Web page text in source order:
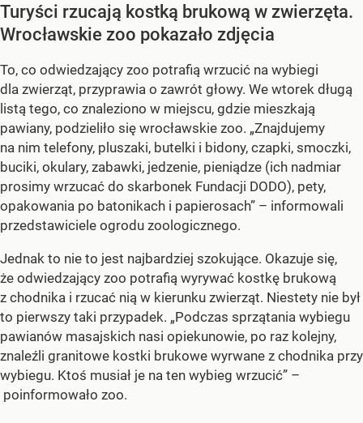
Turyści rzucają kostką brukową w zwierzęta.
Wrocławskie zoo pokazało zdjęcia
To, co odwiedzający zoo potrafią wrzucić na wybiegi
dla zwierząt, przyprawia o zawrót głowy. We wtorek długą
listą tego, co znaleziono w miejscu, gdzie mieszkają
pawiany, podzieliło się wrocławskie zoo. „Znajdujemy
na nim telefony, pluszaki, butelki i bidony, czapki, smoczki,
buciki, okulary, zabawki, jedzenie, pieniądze (ich nadmiar
prosimy wrzucać do skarbonek Fundacji DODO), pety,
opakowania po batonikach i papierosach” – informowali
przedstawiciele ogrodu zoologicznego.
Jednak to nie to jest najbardziej szokujące. Okazuje się,
że odwiedzający zoo potrafią wyrywać kostkę brukową
z chodnika i rzucać nią w kierunku zwierząt. Niestety nie był
to pierwszy taki przypadek. „Podczas sprzątania wybiegu
pawianów masajskich nasi opiekunowie, po raz kolejny,
znaleźli granitowe kostki brukowe wyrwane z chodnika przy
wybiegu. Ktoś musiał je na ten wybieg wrzucić” –
poinformowało zoo.